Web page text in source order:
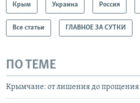
Крым Украина Россия
Все статьи ГЛАВНОЕ ЗА СУТКИ
ПО ТЕМЕ
Крымчане: от лишения до прощения